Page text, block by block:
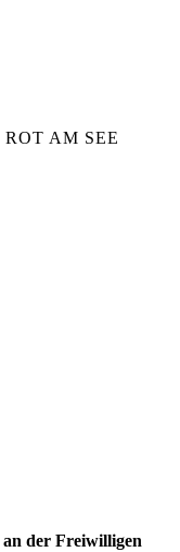
AM SEE
an der Freiwilligen